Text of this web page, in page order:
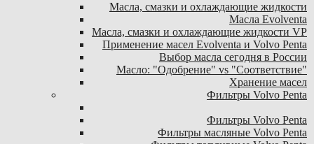
Масла, смазки и охлаждающие жидкости
Масла Evolventa
Масла, смазки и охлаждающие жидкости VP
Применение масел Evolventa и Volvo Penta
Выбор масла сегодня в России
Масло: "Одобрение" vs "Соответствие"
Хранение масел
Фильтры Volvo Penta
Фильтры Volvo Penta
Фильтры масляные Volvo Penta